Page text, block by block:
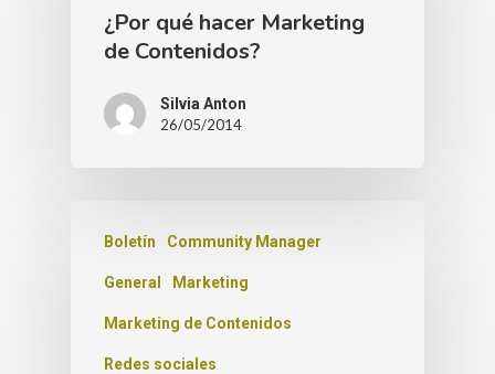
¿Por qué hacer Marketing
de Contenidos?
Silvia Anton
26/05/2014
Boletín Community Manager
General Marketing
Marketing de Contenidos
Redes sociales